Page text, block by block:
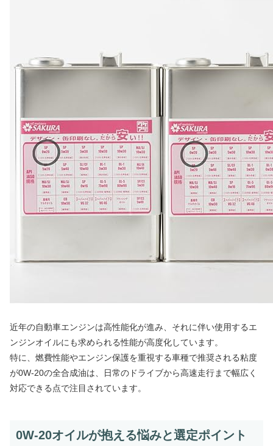
近年の自動車エンジンは高性能化が進み、それに伴い使用するエ
ンジンオイルにも求められる性能が高度化しています。
特に、燃費性能やエンジン保護を重視する車種で推奨される粘度
が0W-20の全合成油は、日常のドライブから高速走行まで幅広く
対応できる点で注目されています。
0W-20オイルが抱える悩みと選定ポイント